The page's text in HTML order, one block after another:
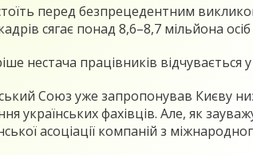
перед безпрецедентним
сягає понад 8,6–8,7 мільйона осіб
нестача працівників відчувається
Союз уже запропонував Києву
українських фахівців. Але, як
асоціації компаній з